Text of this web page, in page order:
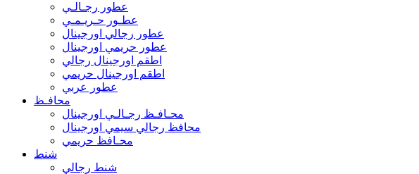
عطور رجـالـي
عطـور حـريـمـي
عطور رجالي اورجينال
عطور حريمي اورجينال
اطقم اورجينال رجالي
اطقم اورجينال حريمي
عطور عربي
محافـظ
محـافـظ رجـالـي اورجينال
محافظ رجالي سيمي اورجينال
محـافظ حريمي
شنط
شنط رجالي